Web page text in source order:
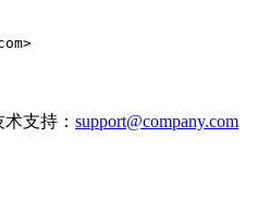
>
术支持： support@company.com